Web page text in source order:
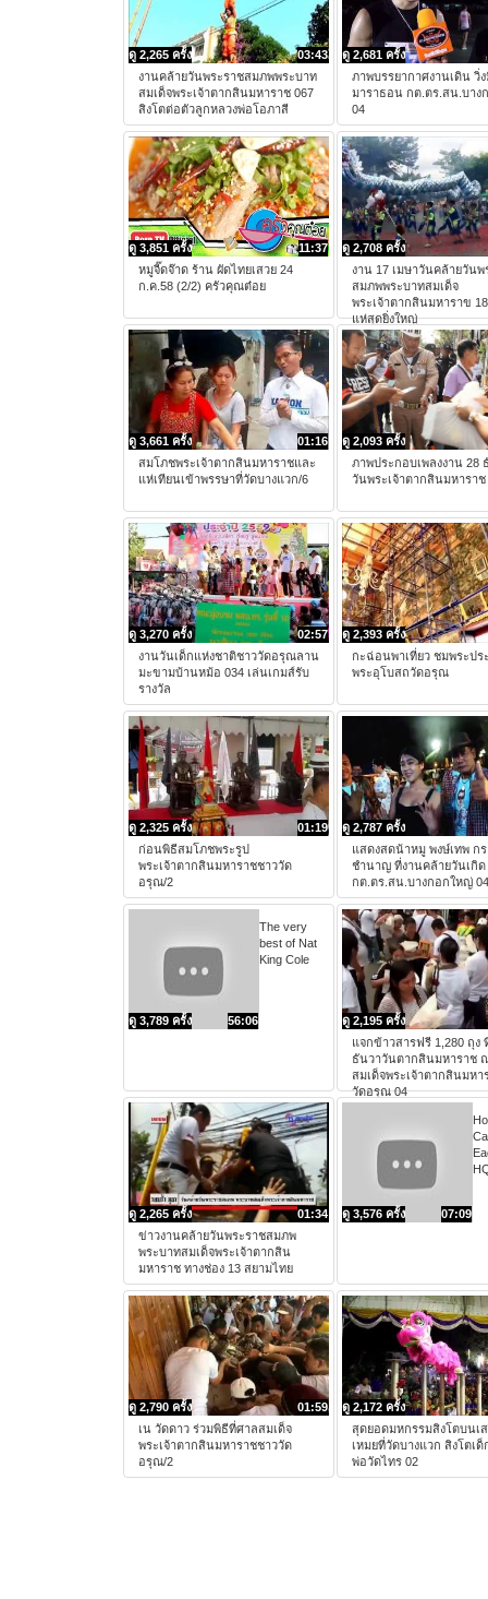
03:43
ดู 2,265 ครั้ง
งานคล้ายวันพระราชสมภพพระบาท
สมเด็จพระเจ้าตากสินมหาราช 067
สิงโตต่อตัวลูกหลวงพ่อโอภาสี
ดู 2,681 ครั้ง
ภาพบรรยากาศงานเดิน วิ่
มาราธอน กต.ตร.สน.บาง
04
11:37
ดู 3,851 ครั้ง
หมูจี๊ดจ๊าด ร้าน ผัดไทยเสวย 24
ก.ค.58 (2/2) ครัวคุณต๋อย
ดู 2,708 ครั้ง
งาน 17 เมษาวันคล้ายวันพ
สมภพพระบาทสมเด็จ
พระเจ้าตากสินมหาราข
แห่สุดยิ่งใหญ่
01:16
ดู 3,661 ครั้ง
สมโภชพระเจ้าตากสินมหาราชและ
แห่เทียนเข้าพรรษาที่วัดบางแวก/6
ดู 2,093 ครั้ง
ภาพประกอบเพลงงาน 28
วันพระเจ้าตากสินมหาราช
02:57
ดู 3,270 ครั้ง
งานวันเด็กแห่งชาติชาววัดอรุณลาน
มะขามบ้านหม้อ 034 เล่นเกมส์รับ
รางวัล
ดู 2,393 ครั้ง
กะฉ่อนพาเที่ยว ชมพระปร
พระอุโบสถวัดอรุณ
01:19
ดู 2,325 ครั้ง
ก่อนพิธีสมโภชพระรูป
พระเจ้าตากสินมหาราชชาววัด
อรุณ/2
ดู 2,787 ครั้ง
แสดงสดน้าหมู พงษ์เทพ ก
ชำนาญ ที่งานคล้ายวันเกิ
กต.ตร.สน.บางกอกใหญ่ 04
56:06
ดู 3,789 ครั้ง
The very
best of Nat
King Cole
ดู 2,195 ครั้ง
แจกข้าวสารฟรี 1,280 ถุง
ธันวาวันตากสินมหาราช
สมเด็จพระเจ้าตากสินมหา
วัดอรุณ 04
01:34
ดู 2,265 ครั้ง
ข่าวงานคล้ายวันพระราชสมภพ
พระบาทสมเด็จพระเจ้าตากสิน
มหาราช ทางช่อง 13 สยามไทย
07:09
ดู 3,576 ครั้ง
01:59
ดู 2,790 ครั้ง
เน วัดดาว ร่วมพิธีที่ศาลสมเด็จ
พระเจ้าตากสินมหาราชชาววัด
อรุณ/2
ดู 2,172 ครั้ง
สุดยอดมหกรรมสิงโตบนเ
เหมยที่วัดบางแวก สิงโตเด็
พ่อวัดไทร 02